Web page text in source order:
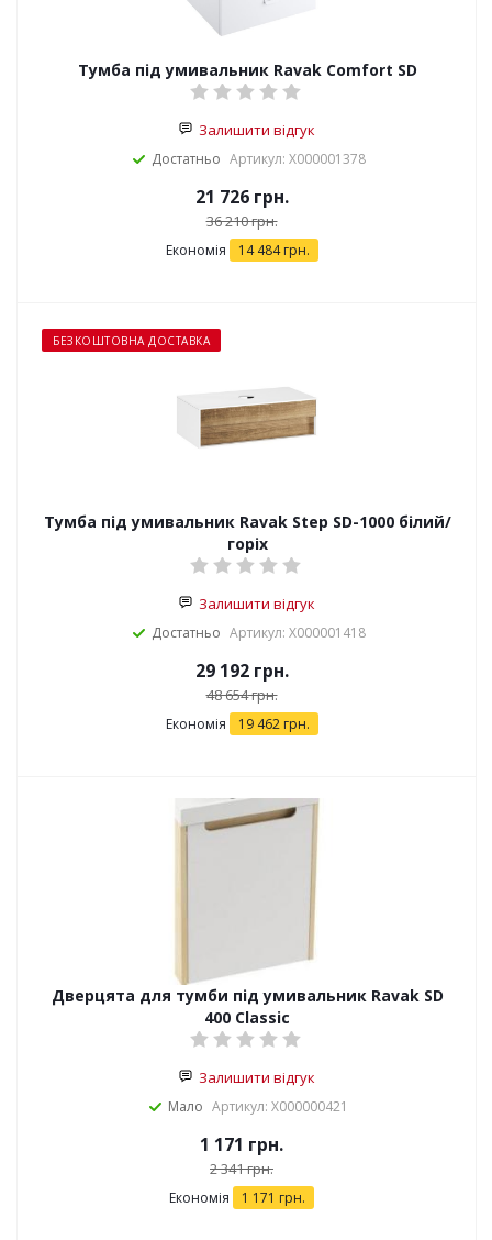
Тумба під умивальник Ravak Comfort SD
Залишити відгук
Достатньо Артикул: X000001378
21 726грн.
36 210грн.
Економія 14 484грн.
БЕЗКОШТОВНА ДОСТАВКА
Тумба під умивальник Ravak Step SD-1000 білий/
горіх
Залишити відгук
Достатньо Артикул: X000001418
29 192грн.
48 654грн.
Економія 19 462грн.
Дверцята для тумби під умивальник Ravak SD
400 Classic
Залишити відгук
Мало Артикул: X000000421
1 171 грн.
2 341грн.
Економія 1 171 грн.